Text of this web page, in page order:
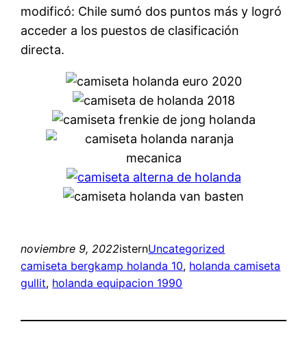
modificó: Chile sumó dos puntos más y logró
acceder a los puestos de clasificación
directa.
noviembre 9, 2022isternUncategorized
camiseta bergkamp holanda 10, holanda camiseta
gullit, holanda equipacion 1990